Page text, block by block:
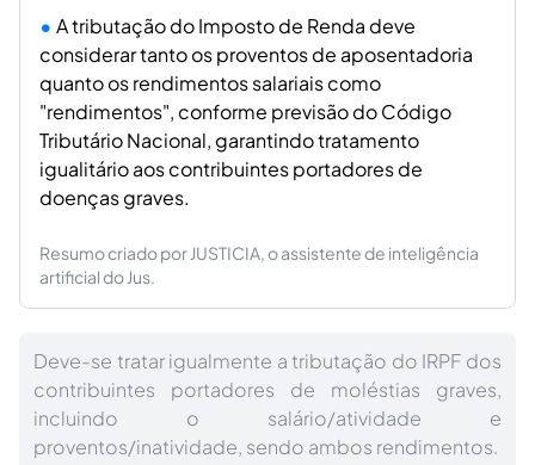
A tributação do Imposto de Renda deve
considerar tanto os proventos de aposentadoria
quanto os rendimentos salariais como
"rendimentos", conforme previsão do Código
Tributário Nacional, garantindo tratamento
igualitário aos contribuintes portadores de
doenças graves.
Resumo criado por JUSTICIA, o assistente de inteligência
artificial do Jus.
Deve-se tratar igualmente a tributação do IRPF dos
contribuintes portadores de moléstias graves,
incluindo o salário/atividade e
proventos/inatividade, sendo ambos rendimentos.